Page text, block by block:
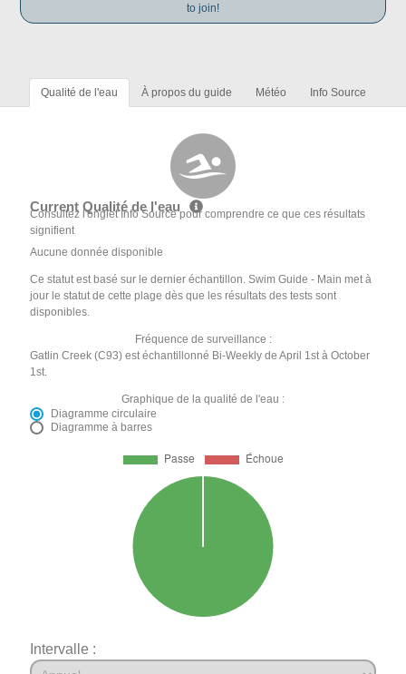
to join!
Qualité de l'eau À propos du guide Météo Info Source
Current Qualité de l'eau
Consultez l'onglet Info Source pour comprendre ce que ces résultats
signifient
Aucune donnée disponible
Ce statut est basé sur le dernier échantillon. Swim Guide - Main met à
jour le statut de cette plage dès que les résultats des tests sont
disponibles.
Fréquence de surveillance :
Gatlin Creek (C93) est échantillonné Bi-Weekly de April 1st à October
1st.
Graphique de la qualité de l'eau :
Diagramme circulaire
Diagramme à barres
Intervalle :